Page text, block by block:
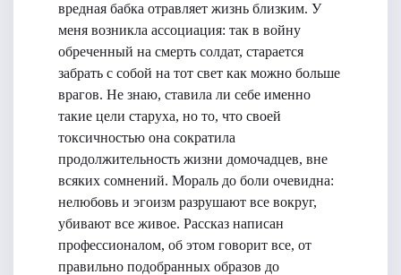
вредная бабка отравляет жизнь близким. У
меня возникла ассоциация: так в войну
обреченный на смерть солдат, старается
забрать с собой на тот свет как можно больше
врагов. Не знаю, ставила ли себе именно
такие цели старуха, но то, что своей
токсичностью она сократила
продолжительность жизни домочадцев, вне
всяких сомнений. Мораль до боли очевидна:
нелюбовь и эгоизм разрушают все вокруг,
убивают все живое. Рассказ написан
профессионалом, об этом говорит все, от
правильно подобранных образов до